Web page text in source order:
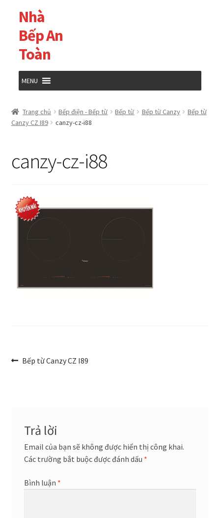
Đi
đến
Điều
hướng
Chuyển
đến
nội
dung
Nhà
Bếp An
Toàn
MENU
Cửa hàng
Giỏ hàng
Thanh toán
Trang Mẫu
Trang chủ Bếp điện - Bếp từ Bếp từ Bếp từ Canzy
Bếp từ
Canzy CZ I89
canzy-cz-i88
canzy-cz-i88
Điều
Bài
Bếp từ Canzy CZ I89
Trả lời
Email của bạn sẽ không được hiển thị công khai.
Các trường bắt buộc được đánh dấu *
Bình luận *